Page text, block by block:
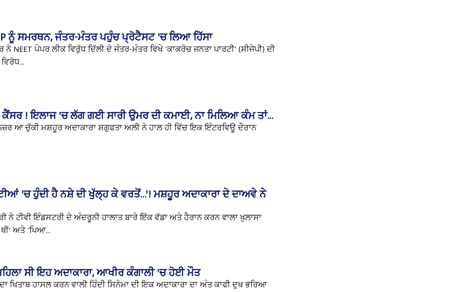
ਨੂੰ ਸਮਰਥਨ, ਜੰਤਰ-ਮੰਤਰ ਪਹੁੰਚ ਪ੍ਰੋਟੈਸਟ 'ਚ ਲਿਆ ਹਿੱਸਾ
NEET ਪੇਪਰ ਲੀਕ ਵਿਰੁੱਧ ਦਿੱਲੀ ਦੇ ਜੰਤਰ-ਮੰਤਰ ਵਿਖੇ 'ਕਾਕਰੋਚ ਜਨਤਾ ਪਾਰਟੀ' (ਸੀਜੇਪੀ) ਦੀ
! ਇਲਾਜ 'ਚ ਲੱਗ ਗਈ ਸਾਰੀ ਉਮਰ ਦੀ ਕਮਾਈ, ਨਾ ਮਿਲਿਆ ਕੰਮ ਤਾਂ...
ਆ ਚੁੱਕੀ ਮਸ਼ਹੂਰ ਅਦਾਕਾਰਾ ਸ਼ਗੁਫਤਾ ਅਲੀ ਨੇ ਹਾਲ ਹੀ ਵਿੱਚ ਇਕ ਇੰਟਰਵਿਊ ਦੌਰਾਨ
'ਚ ਹੁੰਦੀ ਹੈ ਨਸ਼ੇ ਦੀ ਖੁੱਲ੍ਹ ਕੇ ਵਰਤੋਂ...'! ਮਸ਼ਹੂਰ ਅਦਾਕਾਰਾ ਦੇ ਦਾਅਵੇ ਨੇ
ਨੇ ਟੀਵੀ ਇੰਡਸਟਰੀ ਦੇ ਅੰਦਰੂਨੀ ਹਾਲਾਤ ਬਾਰੇ ਇੱਕ ਵੱਡਾ ਅਤੇ ਹੈਰਾਨ ਕਰਨ ਵਾਲਾ ਖੁਲਾਸਾ
ਥੀ' ਅਤੇ 'ਪਿਆ...
ਸੀ ਇਹ ਅਦਾਕਾਰਾ, ਆਖੀਰ ਕੰਗਾਲੀ 'ਚ ਹੋਈ ਮੌਤ
ਖਿਤਾਬ ਹਾਸਲ ਕਰਨ ਵਾਲੀ ਹਿੰਦੀ ਸਿਨੇਮਾ ਦੀ ਇਕ ਅਦਾਕਾਰਾ ਦਾ ਅੰਤ ਕਾਫੀ ਦੁਖ ਭਰਿਆ